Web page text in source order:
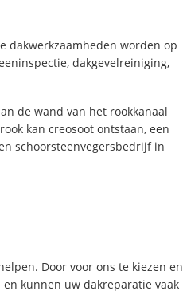
dakwerkzaamheden worden op
dakgevelreiniging,
de wand van het rookkanaal
kan creosoot ontstaan, een
schoorsteenvegersbedrijf in
Door voor ons te kiezen en
kunnen uw dakreparatie vaak